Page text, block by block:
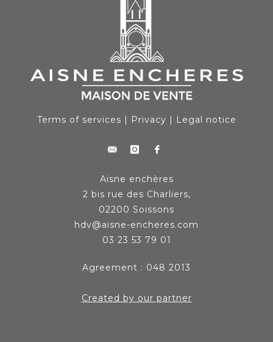
Terms of services | Privacy | Legal notice
Aisne enchères
2 bis rue des Charliers,
02200 Soissons
hdv@aisne-encheres.com
03 23 53 79 01
Agreement : 048 2013
Created by our partner